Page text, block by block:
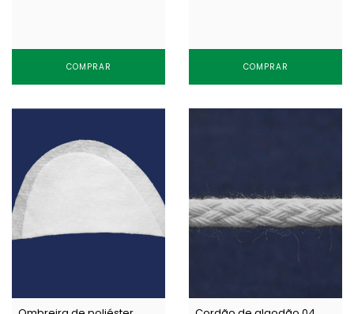
COMPRAR COMPRAR